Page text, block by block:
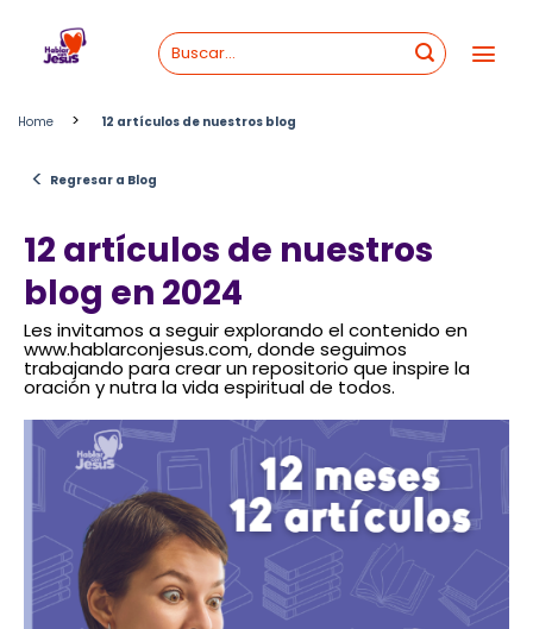
content
Home > 12 artículos de nuestros blog
< Regresar a Blog
12 artículos de nuestros
blog en 2024
Les invitamos a seguir explorando el contenido en
www.hablarconjesus.com, donde seguimos
trabajando para crear un repositorio que inspire la
oración y nutra la vida espiritual de todos.